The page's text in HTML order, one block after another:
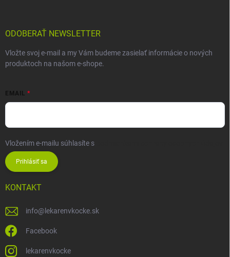
ODOBERAŤ NEWSLETTER
Vložte svoj e-mail a my Vám budeme zasielať informácie o nových
produktoch na našom e-shope.
EMAIL
Vložením e-mailu súhlasíte s
Prihlásiť sa
KONTAKT
info@ lekarenvkocke.sk
Facebook
lekarenvkocke